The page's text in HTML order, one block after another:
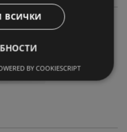
ВСИЧКИ
BY COOKIESCRIPT